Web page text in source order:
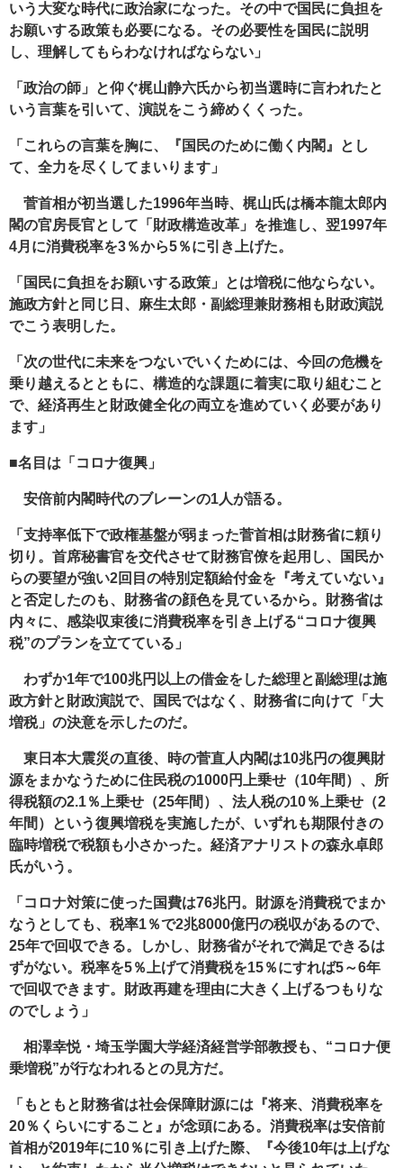
いう大変な時代に政治家になった。その中で国民に負担を
お願いする政策も必要になる。その必要性を国民に説明
し、理解してもらわなければならない」
「政治の師」と仰ぐ梶山静六氏から初当選時に言われたと
いう言葉を引いて、演説をこう締めくくった。
「これらの言葉を胸に、『国民のために働く内閣』とし
て、全力を尽くしてまいります」
菅首相が初当選した1996年当時、梶山氏は橋本龍太郎内
閣の官房長官として「財政構造改革」を推進し、翌1997年
4月に消費税率を3％から5％に引き上げた。
「国民に負担をお願いする政策」とは増税に他ならない。
施政方針と同じ日、麻生太郎・副総理兼財務相も財政演説
でこう表明した。
「次の世代に未来をつないでいくためには、今回の危機を
乗り越えるとともに、構造的な課題に着実に取り組むこと
で、経済再生と財政健全化の両立を進めていく必要があり
ます」
■名目は「コロナ復興」
安倍前内閣時代のブレーンの1人が語る。
「支持率低下で政権基盤が弱まった菅首相は財務省に頼り
切り。首席秘書官を交代させて財務官僚を起用し、国民か
らの要望が強い2回目の特別定額給付金を『考えていない』
と否定したのも、財務省の顔色を見ているから。財務省は
内々に、感染収束後に消費税率を引き上げる“コロナ復興
税”のプランを立てている」
わずか1年で100兆円以上の借金をした総理と副総理は施
政方針と財政演説で、国民ではなく、財務省に向けて「大
増税」の決意を示したのだ。
東日本大震災の直後、時の菅直人内閣は10兆円の復興財
源をまかなうために住民税の1000円上乗せ（10年間）、所
得税額の2.1％上乗せ（25年間）、法人税の10％上乗せ（2
年間）という復興増税を実施したが、いずれも期限付きの
臨時増税で税額も小さかった。経済アナリストの森永卓郎
氏がいう。
「コロナ対策に使った国費は76兆円。財源を消費税でまか
なうとしても、税率1％で2兆8000億円の税収があるので、
25年で回収できる。しかし、財務省がそれで満足できるは
ずがない。税率を5％上げて消費税を15％にすれば5～6年
で回収できます。財政再建を理由に大きく上げるつもりな
のでしょう」
相澤幸悦・埼玉学園大学経済経営学部教授も、“コロナ便
乗増税”が行なわれるとの見方だ。
「もともと財務省は社会保障財源には『将来、消費税率を
20％くらいにすること』が念頭にある。消費税率は安倍前
首相が2019年に10％に引き上げた際、『今後10年は上げな